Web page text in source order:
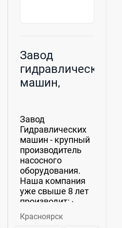
Завод
гидравлических
машин,
Завод
Гидравлических
машин - крупный
производитель
насосного
оборудования.
Наша компания
уже свыше 8 лет
производит: ·
Промышленные
насосы · ...
Красноярск